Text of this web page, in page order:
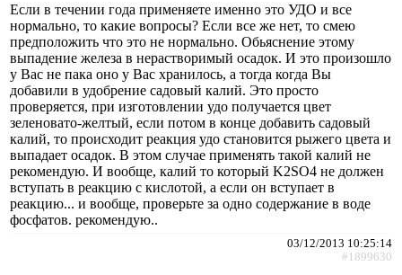
Если в течении года применяете именно это УДО и все
нормально, то какие вопросы? Если все же нет, то смею
предположить что это не нормально. Обьяснение этому
выпадение железа в нерастворимый осадок. И это произошло
у Вас не пака оно у Вас хранилось, а тогда когда Вы
добавили в удобрение садовый калий. Это просто
проверяется, при изготовлении удо получается цвет
зеленовато-желтый, если потом в конце добавить садовый
калий, то происходит реакция удо становится рыжего цвета и
выпадает осадок. В этом случае применять такой калий не
рекомендую. И вообще, калий то который K2SO4 не должен
вступать в реакцию с кислотой, а если он вступает в
реакцию... и вообще, проверьте за одно содержание в воде
фосфатов. рекомендую..
03/12/2013 10:25:14
#1899630